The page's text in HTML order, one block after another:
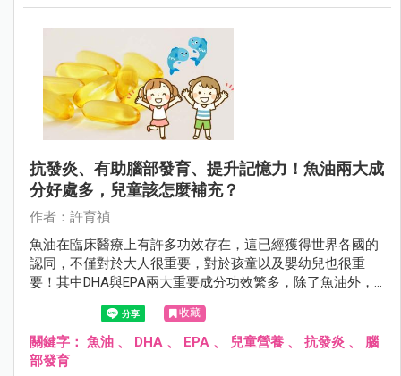
抗發炎、有助腦部發育、提升記憶力！魚油兩大成
分好處多，兒童該怎麼補充？
作者：許育禎
魚油在臨床醫療上有許多功效存在，這已經獲得世界各國的
認同，不僅對於大人很重要，對於孩童以及嬰幼兒也很重
要！其中DHA與EPA兩大重要成分功效繁多，除了魚油外，
家長也可以從其他直接來源讓孩子獲取，但也要注意攝取的
收藏
關鍵字： 魚油 、 DHA 、 EPA 、 兒童營養 、 抗發炎 、 腦
部發育